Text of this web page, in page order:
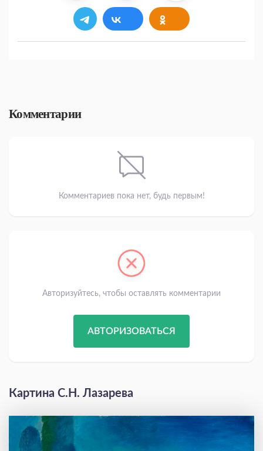
Комментарии
Комментариев пока нет, будь первым!
Авторизуйтесь, чтобы оставлять комментарии
АВТОРИЗОВАТЬСЯ
Картина С.Н. Лазарева